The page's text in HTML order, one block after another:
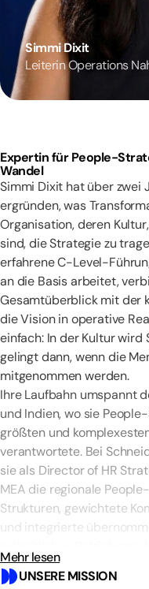
Simmi Dixit
Leiterin Operations
Expertin für People-
Wandel
Simmi Dixit hat über zwei
ergründen, was
Organisation, deren
sind, die Strategie zu
erfahrene C-Level-
an die Basis arbeitet,
Gesamtüberblick mit der
die Vision in operative
einfach: In der Kultur wird
gelingt dann, wenn die
mitgenommen werden.
Ihre Laufbahn umspannt
und Indien, wo sie
größten und
verantwortete. Bei
sie als Director of HR
MEA die regionale
Strukturen, gewichtete
und integrierte
Bei Majid Al Futtaim stieg
Analytics auf und beriet
Mehr lesen
UNSERE MISSION